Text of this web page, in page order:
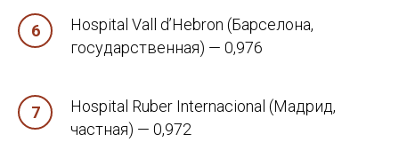
Hospital Vall d’Hebron (Барселона,
государственная) — 0,976
Hospital Ruber Internacional (Мадрид,
частная) — 0,972
документами, визами, учебой, жильем
и другими важными вопросами.